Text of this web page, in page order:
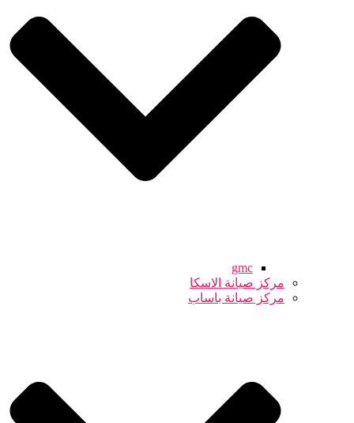
gmc
مركز صيانة الاسكا
مركز صيانة باساب